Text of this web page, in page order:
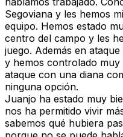
Segoviana y les hemos
equipo. Hemos estado
centro del campo y les
juego. Además en
y hemos controlado
ataque con una diana
ninguna opción.
Juanjo ha estado muy
nos ha permitido vivir
sabemos qué hubiera